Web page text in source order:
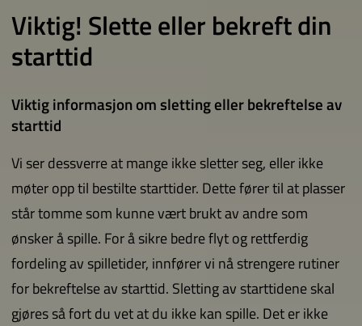
Viktig! Slette eller bekreft din
starttid
Viktig informasjon om sletting eller bekreftelse av
starttid
Vi ser dessverre at mange ikke sletter seg, eller ikke
møter opp til bestilte starttider. Dette fører til at plasser
står tomme som kunne vært brukt av andre som
ønsker å spille. For å sikre bedre flyt og rettferdig
fordeling av spilletider, innfører vi nå strengere rutiner
for bekreftelse av starttid. Sletting av starttidene skal
gjøres så fort du vet at du ikke kan spille. Det er ikke